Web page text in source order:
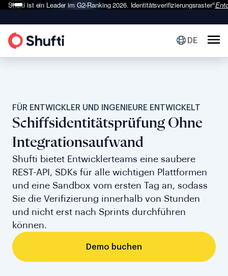
Shufti ist ein Leader im G2-Ranking 2026. Identitätsverifizierungsraster®
DE
FÜR ENTWICKLER UND INGENIEURE ENTWICKELT
Schiffsidentitätsprüfung Ohne
Integrationsaufwand
Shufti bietet Entwicklerteams eine saubere
REST-API, SDKs für alle wichtigen Plattformen
und eine Sandbox vom ersten Tag an, sodass
Sie die Verifizierung innerhalb von Stunden
und nicht erst nach Sprints durchführen
können.
Demo buchen